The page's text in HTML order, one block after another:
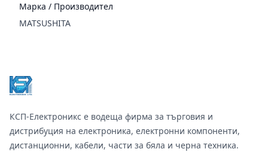
Марка / Производител
MATSUSHITA
КСП-Електроникс е водеща фирма за търговия и
дистрибуция на електроника, електронни компоненти,
дистанционни, кабели, части за бяла и черна техника.